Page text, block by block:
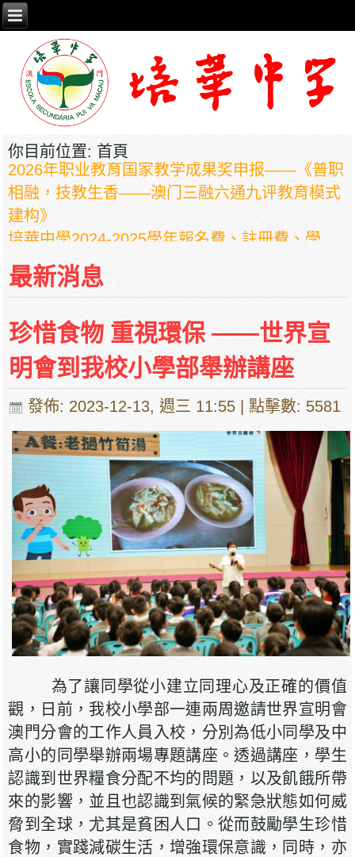
你目前位置: 首頁
2026年职业教育国家教学成果奖申报——《普职
相融，技教生香——澳门三融六通九评教育模式
建构》
培華中學2024-2025學年報名費、註冊費、學
項目
培華中學收費項目一覽表
停課通知
最新消息
珍惜食物 重視環保 ——世界宣
明會到我校小學部舉辦講座
發佈: 2023-12-13, 週三 11:55 | 點擊數: 5581
為了讓同學從小建立同理心及正確的價值
觀，日前，我校小學部一連兩周邀請世界宣明會
澳門分會的工作人員入校，分別為低小同學及中
高小的同學舉辦兩場專題講座。透過講座，學生
認識到世界糧食分配不均的問題，以及飢餓所帶
來的影響，並且也認識到氣候的緊急狀態如何威
脅到全球，尤其是貧困人口。從而鼓勵學生珍惜
食物，實踐減碳生活，增強環保意識，同時，亦